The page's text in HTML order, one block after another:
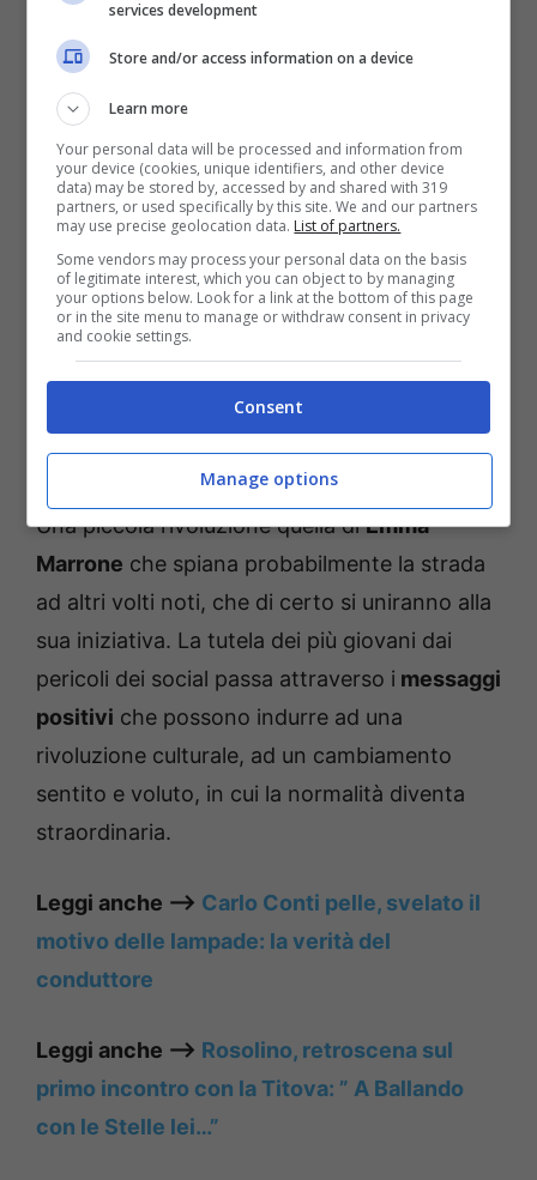
cadere nel baratro della disperazione per il
fatto di non rientrare in certicanoni estetici
imposti dalla moda.
Una piccola rivoluzione quella diEmma
Marrone che spiana probabilmente la strada
ad altri volti noti, che di certo si uniranno alla
sua iniziativa. La tutela dei più giovani dai
pericoli dei social passa attraverso i messaggi
positivi che possono indurre ad una
rivoluzione culturale, ad un cambiamento
sentito e voluto, in cui la normalità diventa
straordinaria.
Leggi anche ——> Carlo Conti pelle, svelato il
motivo delle lampade: la verità del
conduttore
Leggi anche ——> Rosolino, retroscena sul
primo incontro con la Titova: ” A Ballando
con le Stelle lei…”
services development
Store and/or access information on a device
Learn more
Your personal data will be processed and information from
your device (cookies, unique identifiers, and other device
data) may be stored by, accessed by and shared with 319
partners, or used specifically by this site. We and our partners
may use precise geolocation data. List of partners.
Some vendors may process your personal data on the basis
of legitimate interest, which you can object to by managing
your options below. Look for a link at the bottom of this page
or in the site menu to manage or withdraw consent in privacy
and cookie settings.
Consent
Manage options